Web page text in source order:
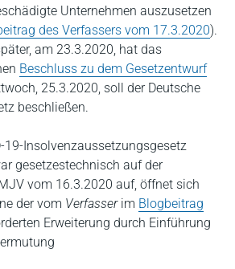
Unternehmen auszusetzen
des Verfassers vom 17.3.2020).
am 23.3.2020, hat das
Beschluss zu dem Gesetzentwurf
25.3.2020, soll der Deutsche
beschließen.
19-Insolvenzaussetzungsgesetz
gesetzestechnisch auf der
vom 16.3.2020 auf, öffnet sich
der vom Verfasserim Blogbeitrag
Erweiterung durch Einführung